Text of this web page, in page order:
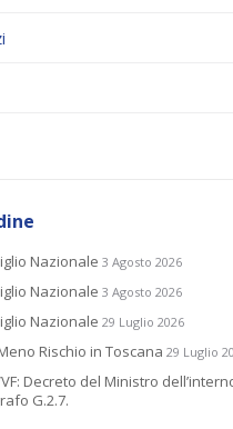
Nazionale 3 Agosto 2026
Nazionale 3 Agosto 2026
Nazionale 29 Luglio 2026
Rischio in Toscana 29 Luglio
Decreto del Ministro
G.2.7.